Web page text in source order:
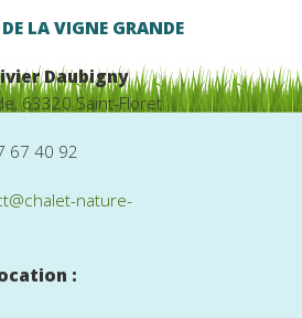
DE LA VIGNE GRANDE
Daubigny
63320 Saint-Floret
67 40 92
nature-
: